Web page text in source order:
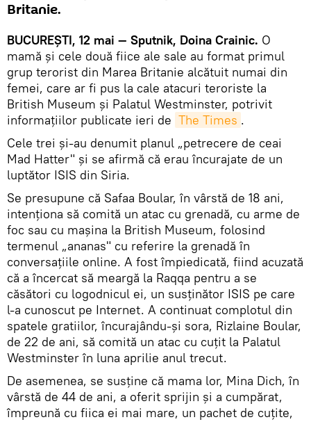
Britanie.
BUCUREŞTI, 12 mai — Sputnik, Doina Crainic. O
mamă și cele două fiice ale sale au format primul
grup terorist din Marea Britanie alcătuit numai din
femei, care ar fi pus la cale atacuri teroriste la
British Museum și Palatul Westminster, potrivit
informaţiilor publicate ieri de The Times .
Cele trei şi-au denumit planul „petrecere de ceai
Mad Hatter" și se afirmă că erau încurajate de un
luptător ISIS din Siria.
Se presupune că Safaa Boular, în vârstă de 18 ani,
intenționa să comită un atac cu grenadă, cu arme de
foc sau cu maşina la British Museum, folosind
termenul „ananas" cu referire la grenadă în
conversațiile online. A fost împiedicată, fiind acuzată
că a încercat să meargă la Raqqa pentru a se
căsători cu logodnicul ei, un susținător ISIS pe care
l-a cunoscut pe Internet. A continuat complotul din
spatele gratiilor, încurajându-şi sora, Rizlaine Boular,
de 22 de ani, să comită un atac cu cuţit la Palatul
Westminster în luna aprilie anul trecut.
De asemenea, se susţine că mama lor, Mina Dich, în
vârstă de 44 de ani, a oferit sprijin și a cumpărat,
împreună cu fiica ei mai mare, un pachet de cuțite,